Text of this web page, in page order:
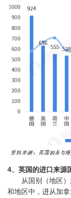
4、英国的进口来源
从国别（地区）
和地区中，进从加